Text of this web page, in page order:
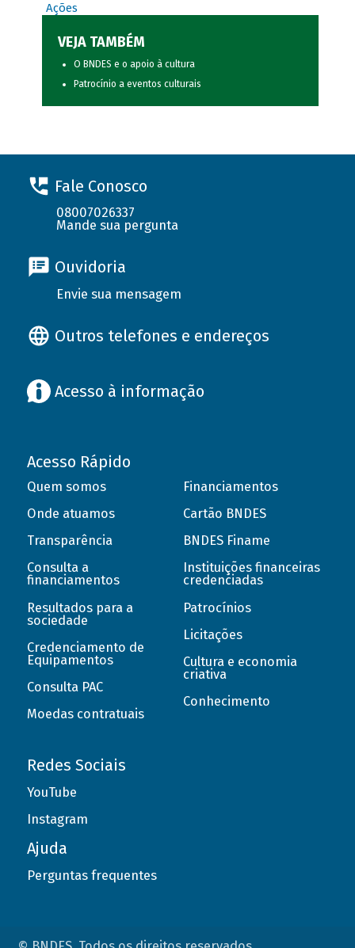
Ações
VEJA TAMBÉM
O BNDES e o apoio à cultura
Patrocínio a eventos culturais
Fale Conosco
08007026337
Mande sua pergunta
Ouvidoria
Envie sua mensagem
Outros telefones e endereços
Acesso à informação
Acesso Rápido
Quem somos
Onde atuamos
Transparência
Consulta a
financiamentos
Resultados para a
sociedade
Credenciamento de
Equipamentos
Consulta PAC
Moedas contratuais
Financiamentos
Cartão BNDES
BNDES Finame
Instituições financeiras
credenciadas
Patrocínios
Licitações
Cultura e economia
criativa
Conhecimento
Redes Sociais
YouTube
Instagram
Ajuda
Perguntas frequentes